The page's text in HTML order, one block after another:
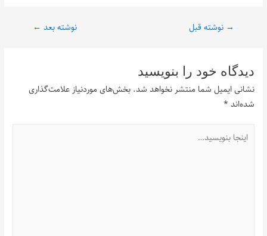
→ نوشته قبل نوشته بعد ←
دیدگاه‌ خود را بنویسید
نشانی ایمیل شما منتشر نخواهد شد. بخش‌های موردنیاز علامت‌گذاری
شده‌اند *